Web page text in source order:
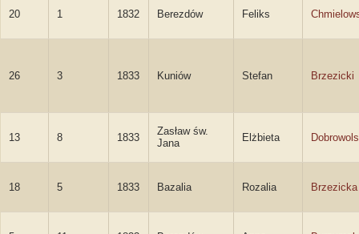
20 1 1832 Berezdów Feliks
26 3 1833 Kuniów Stefan Brzezicki
13 8 1833
Zasław św.
Jana
Elżbieta
18 5 1833 Bazalia Rozalia Brzezicka